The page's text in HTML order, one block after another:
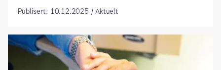
Publisert: 10.12.2025 / Aktuelt